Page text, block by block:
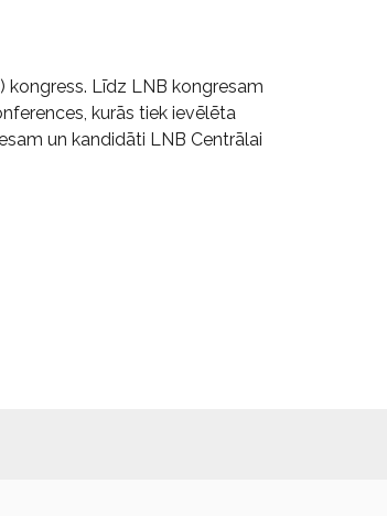
Līdz LNB kongresam
kurās tiek ievēlēta
un kandidāti LNB Centrālai